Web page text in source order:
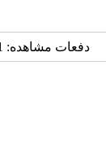
دفعات مشاهده: 1281 بار |